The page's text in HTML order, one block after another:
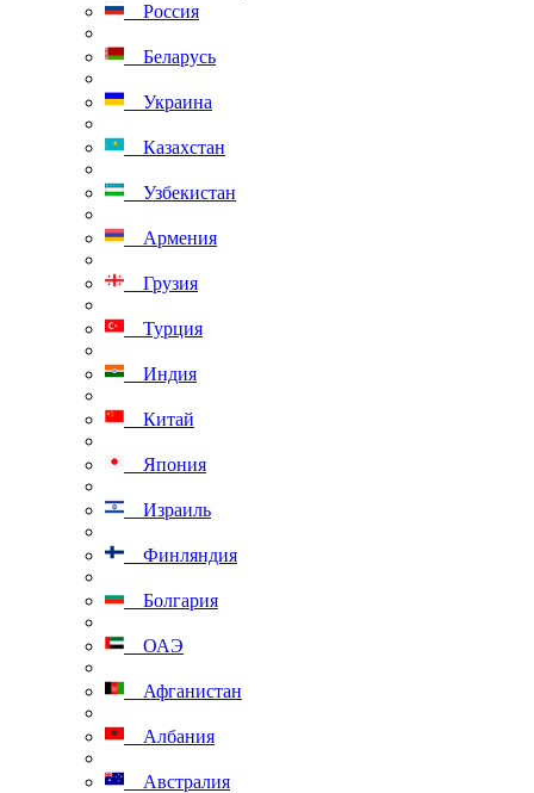
Россия
Беларусь
Украина
Казахстан
Узбекистан
Армения
Грузия
Турция
Индия
Китай
Япония
Израиль
Финляндия
Болгария
ОАЭ
Афганистан
Албания
Австралия